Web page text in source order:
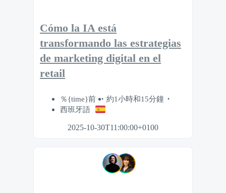
Cómo la IA está
transformando las estrategias
de marketing digital en el
retail
％{time}前
約1小時和15分鐘
西班牙語
2025-10-30T11:00:00+0100